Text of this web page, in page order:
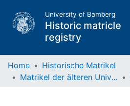
University of Bamberg
Historic matricle
registry
Home
Historische Matrikel
Matrikel der älteren Universität